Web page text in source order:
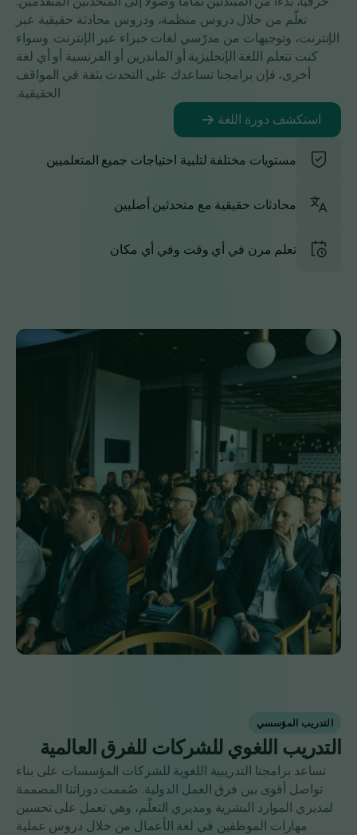
تعلّم من خلال دروس منظمة، ودروس محادثة حقيقية عبر
الإنترنت، وتوجيهات من مدرّسي لغات خبراء عبر الإنترنت. وسواء
كنت تتعلم اللغة الإنجليزية أو الماندرين أو الفرنسية أو أي لغة
أخرى، فإن برامجنا تساعدك على التحدث بثقة في المواقف
الحقيقية.
استكشف دورة اللغة
مستويات مختلفة لتلبية احتياجات جميع المتعلميين
محادثات حقيقية مع متحدثين أصليين
تعلم مرن في أي وقت وفي أي مكان
التدريب المؤسسي
التدريب اللغوي للشركات للفرق العالمية
تساعد برامجنا التدريبية اللغوية للشركات المؤسسات على بناء
تواصل أقوى بين فرق العمل الدولية. صُممت دوراتنا المصممة
لمديري الموارد البشرية ومديري التعلّم، وهي تعمل على تحسين
مهارات الموظفين في لغة الأعمال من خلال دروس عملية